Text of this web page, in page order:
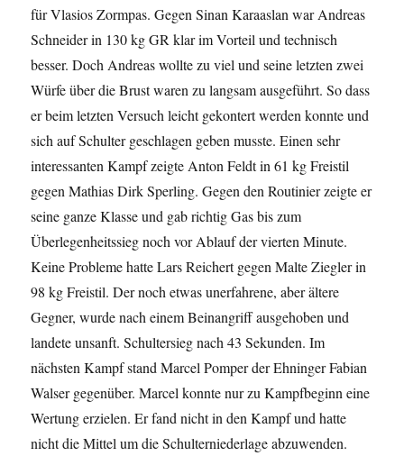
für Vlasios Zormpas. Gegen Sinan Karaaslan war Andreas
Schneider in 130 kg GR klar im Vorteil und technisch
besser. Doch Andreas wollte zu viel und seine letzten zwei
Würfe über die Brust waren zu langsam ausgeführt. So dass
er beim letzten Versuch leicht gekontert werden konnte und
sich auf Schulter geschlagen geben musste. Einen sehr
interessanten Kampf zeigte Anton Feldt in 61 kg Freistil
gegen Mathias Dirk Sperling. Gegen den Routinier zeigte er
seine ganze Klasse und gab richtig Gas bis zum
Überlegenheitssieg noch vor Ablauf der vierten Minute.
Keine Probleme hatte Lars Reichert gegen Malte Ziegler in
98 kg Freistil. Der noch etwas unerfahrene, aber ältere
Gegner, wurde nach einem Beinangriff ausgehoben und
landete unsanft. Schultersieg nach 43 Sekunden. Im
nächsten Kampf stand Marcel Pomper der Ehninger Fabian
Walser gegenüber. Marcel konnte nur zu Kampfbeginn eine
Wertung erzielen. Er fand nicht in den Kampf und hatte
nicht die Mittel um die Schulterniederlage abzuwenden.